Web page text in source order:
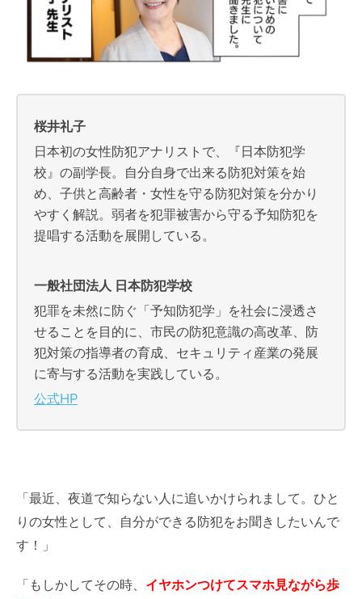
桜井礼子
日本初の女性防犯アナリストで、『日本防犯学
校』の副学長。自分自身で出来る防犯対策を始
め、子供と高齢者・女性を守る防犯対策を分かり
やすく解説。弱者を犯罪被害から守る予知防犯を
提唱する活動を展開している。
一般社団法人 日本防犯学校
犯罪を未然に防ぐ「予知防犯学」を社会に浸透さ
せることを目的に、市民の防犯意識の高改革、防
犯対策の指導者の育成、セキュリティ産業の発展
に寄与する活動を実践している。
公式HP
「最近、夜道で知らない人に追いかけられまして。ひと
りの女性として、自分ができる防犯をお聞きしたいんで
す！」
「もしかしてその時、 イヤホンつけてスマホ見ながら歩